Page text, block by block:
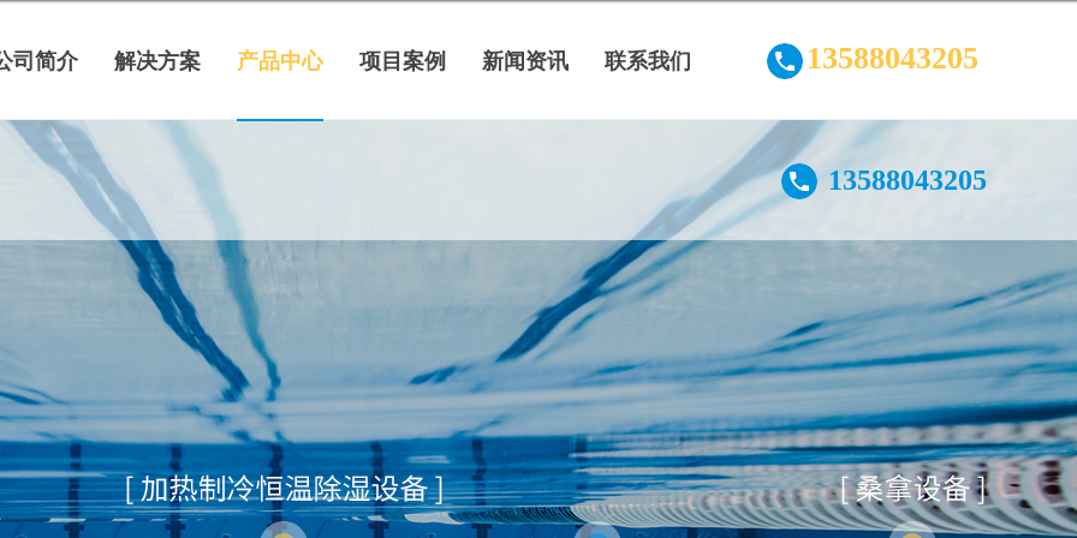
13588043205
司简介 解决方案 产品中心 项目案例 新闻资讯 联系我们
13588043205